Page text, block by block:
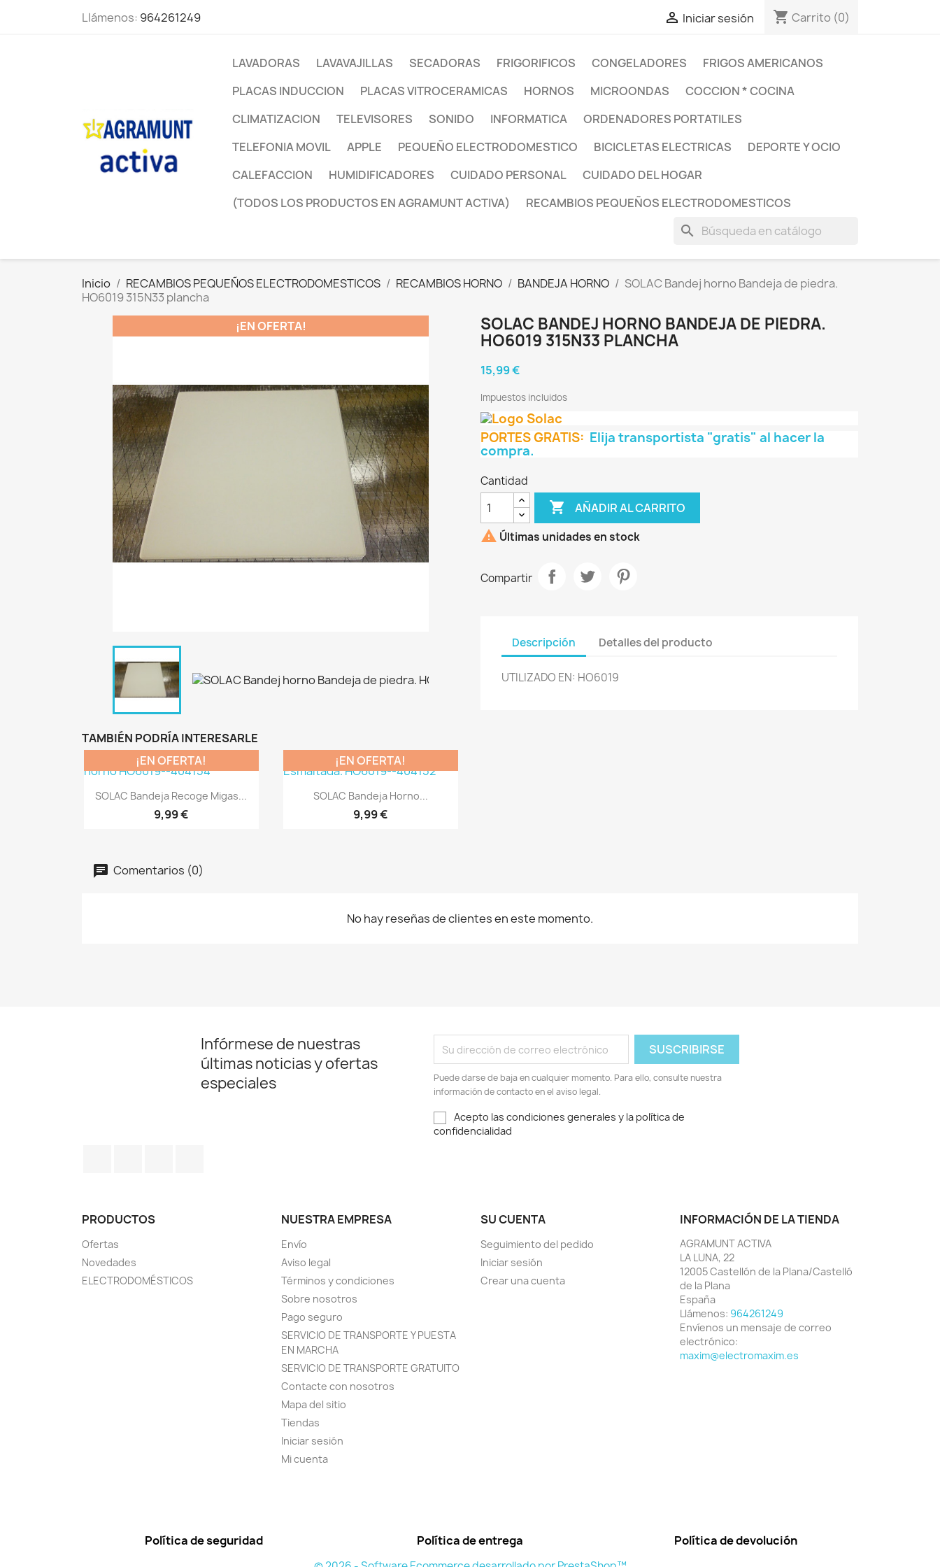
Llámenos: 964261249  Iniciar sesión shopping_cart Carrito (0)
LAVADORAS LAVAVAJILLAS SECADORAS FRIGORIFICOS CONGELADORES
FRIGOS AMERICANOS
PLACAS INDUCCION
PLACAS VITROCERAMICAS HORNOS MICROONDAS
COCCION * COCINA
CLIMATIZACION
TELEVISORES SONIDO INFORMATICA
ORDENADORES PORTATILES
TELEFONIA MOVIL
APPLE PEQUEÑO ELECTRODOMESTICO BICICLETAS ELECTRICAS
DEPORTE Y OCIO
CALEFACCION
HUMIDIFICADORES CUIDADO PERSONAL
CUIDADO DEL HOGAR
(TODOS LOS PRODUCTOS EN AGRAMUNT ACTIVA)
RECAMBIOS PEQUEÑOS ELECTRODOMESTICOS
search
Inicio RECAMBIOS PEQUEÑOS ELECTRODOMESTICOS RECAMBIOS HORNO BANDEJA HORNO
SOLAC Bandej horno Bandeja de piedra.
HO6019 315N33 plancha
¡EN OFERTA!
SOLAC BANDEJ HORNO BANDEJA DE PIEDRA.
HO6019 315N33 PLANCHA
15,99 €
Impuestos incluidos
PORTES GRATIS: Elija transportista "gratis" al hacer la
compra.
Cantidad
 AÑADIR AL CARRITO
 Últimas unidades en stock
Compartir
Descripción Detalles del producto
UTILIZADO EN: HO6019
TAMBIÉN PODRÍA INTERESARLE
Vista rápida
SOLAC Bandeja Recoge Migas...
9,99 €
¡EN OFERTA!
 Vista rápida
SOLAC Bandeja Horno...
9,99 €
¡EN OFERTA!
Comentarios (0)
No hay reseñas de clientes en este momento.
Infórmese de nuestras
últimas noticias y ofertas
especiales
Puede darse de baja en cualquier momento. Para ello, consulte nuestra
información de contacto en el aviso legal.
Acepto las condiciones generales y la política de
confidencialidad
PRODUCTOS
Ofertas
Novedades
ELECTRODOMÉSTICOS
NUESTRA EMPRESA
Envío
Aviso legal
Términos y condiciones
Sobre nosotros
Pago seguro
SERVICIO DE TRANSPORTE Y PUESTA
EN MARCHA
SERVICIO DE TRANSPORTE GRATUITO
Contacte con nosotros
Mapa del sitio
Tiendas
Iniciar sesión
Mi cuenta
SU CUENTA
Seguimiento del pedido
Iniciar sesión
Crear una cuenta
INFORMACIÓN DE LA TIENDA
AGRAMUNT ACTIVA
LA LUNA, 22
12005 Castellón de la Plana/Castelló
de la Plana
España
Llámenos: 964261249
Envíenos un mensaje de correo
electrónico:
maxim@electromaxim.es
Política de seguridad Política de entrega Política de devolución